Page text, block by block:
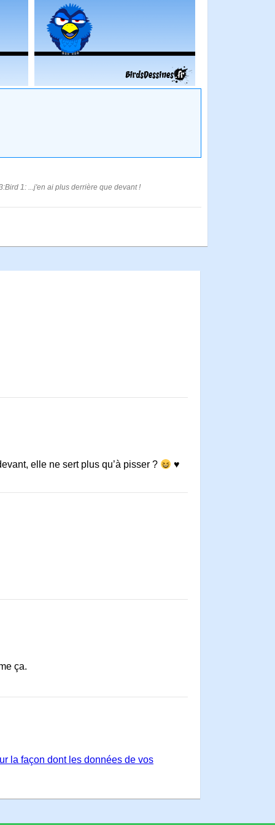
1: ...j'en ai plus derrière que devant !
elle ne sert plus qu’à pisser ? ♥
ça.
la façon dont les données de vos